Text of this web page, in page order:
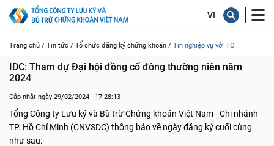
Trang chủ / Tin tức / Tổ chức đăng ký chứng khoán / Tin nghiệp vụ với TC...
IDC: Tham dự Đại hội đồng cổ đông thường niên năm
2024
Cập nhật ngày 29/02/2024 - 17:28:13
Tổng Công ty Lưu ký và Bù trừ Chứng khoán Việt Nam - Chi nhánh
TP. Hồ Chí Minh (CNVSDC) thông báo về ngày đăng ký cuối cùng
như sau: